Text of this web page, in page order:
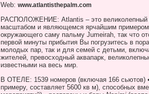
Web: www.atlantisthepalm.com
РАСПОЛОЖЕНИЕ: Atlantis – это
масштабом и являющемся ярчайшим примером
окружающего саму пальму Jumeirah, так что
первой минуты прибытия Вы погрузитесь в
молодых пар, так и для семей с детьми,
жителей, превосходный аквапарк,
известными на весь мир.
В ОТЕЛЕ: 1539 номеров (включая 166 сьютов)
примеру, составляет 5600 кв м), способных